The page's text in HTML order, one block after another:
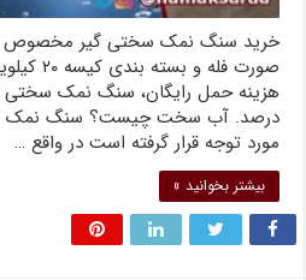
خرید سنگ نمک سختی گیر مخصوص
صورت فله
درصد. آب سخت چیست؟ سنگ نمک
مورد توجه قرار گرفته است در واقع …
بیشتر بخوانید »